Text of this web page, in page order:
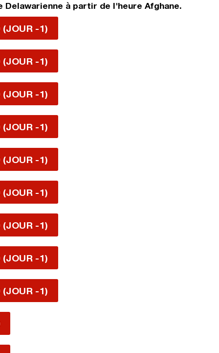
à partir de l'heure Afghane.
(JOUR -1)
(JOUR -1)
(JOUR -1)
(JOUR -1)
(JOUR -1)
(JOUR -1)
(JOUR -1)
(JOUR -1)
(JOUR -1)